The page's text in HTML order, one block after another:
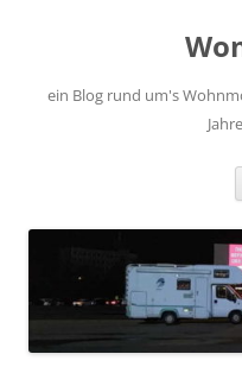
ein Blog rund um's